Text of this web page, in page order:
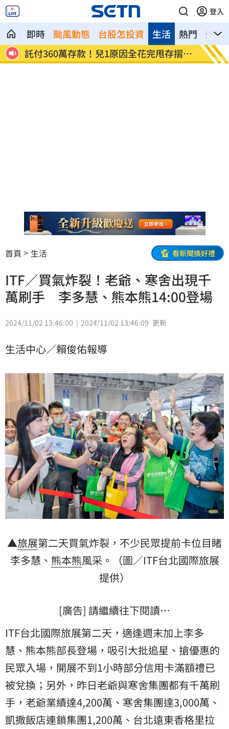
登入
即時 颱風動態 台股怎投資 熱門 影音
生活
花完甩存摺嗆
國一生持掃把打女老師！視網膜受損恐
明
首頁 生活 看新聞換好禮
ITF／買氣炸裂！老爺、寒舍出現千
萬刷手 李多慧、熊本熊14:00登場
2024/11/02 13:46:00 2024/11/02 13:46:09 更新
生活中心／賴俊佑報導
▲旅展第二天買氣炸裂，不少民眾提前卡位目睹
李多慧 、 熊本熊風采。（圖／ITF台北國際旅展
提供）
[廣告] 請繼續往下閱讀…
ITF台北國際旅展第二天，適逢週末加上李多
慧、熊本熊部長登場，吸引大批追星、搶優惠的
民眾入場，開展不到1小時部分信用卡滿額禮已
被兌換；另外，昨日老爺與寒舍集團都有千萬刷
手，老爺業績達4,200萬、寒舍集團達3,000萬、
凱撒飯店連鎖集團1,200萬、台北遠東香格里拉